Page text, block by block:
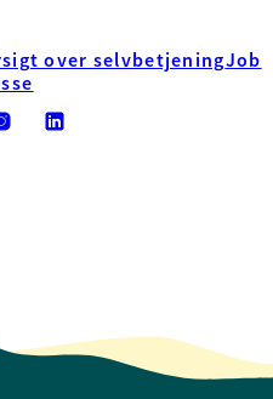
over selvbetjeningJob